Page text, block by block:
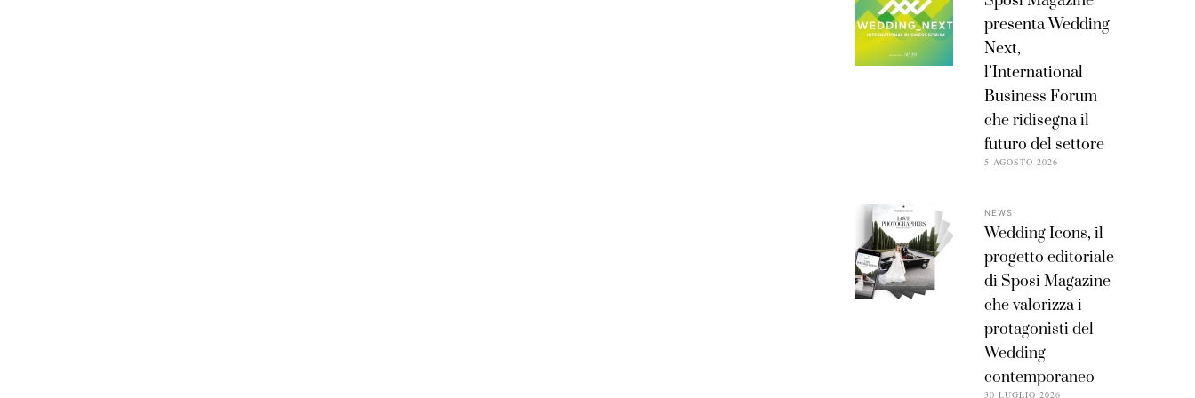
presenta Wedding
Next,
l’International
Business Forum
che ridisegna il
futuro del settore
5 AGOSTO 2026
NEWS
Wedding Icons, il
progetto editoriale
di Sposi Magazine
che valorizza i
protagonisti del
Wedding
contemporaneo
30 LUGLIO 2026